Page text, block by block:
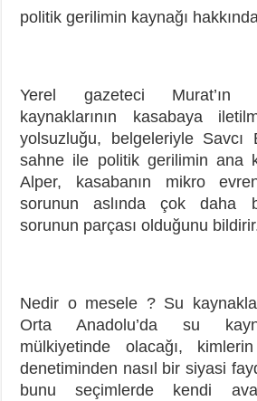
politik gerilimin kaynağı
Yerel gazeteci Murat’ın
kaynaklarının kasabaya
yolsuzluğu, belgeleriyle Savcı
sahne ile politik gerilimin ana
Alper, kasabanın mikro
sorunun aslında çok daha
sorunun parçası olduğunu
Nedir o mesele ? Su
Orta Anadolu’da su
mülkiyetinde olacağı,
denetiminden nasıl bir siyasi
bunu seçimlerde kendi